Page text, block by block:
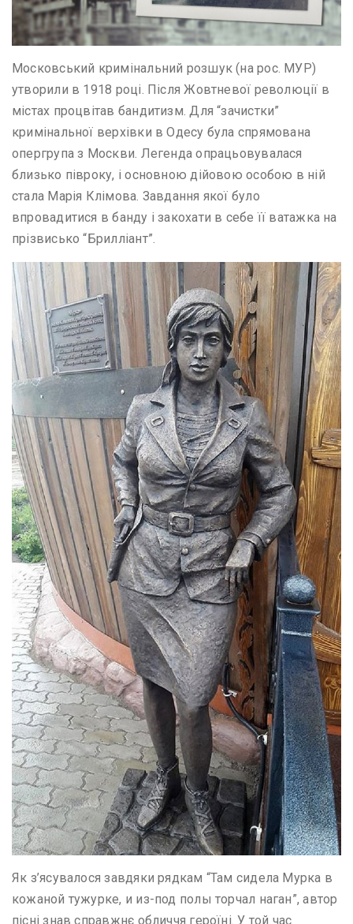
Московський кримінальний розшук (на рос. МУР)
утворили в 1918 році. Після Жовтневої революції в
містах процвітав бандитизм. Для “зачистки”
кримінальної верхівки в Одесу була спрямована
опергрупа з Москви. Легенда опрацьовувалася
близько півроку, і основною дійовою особою в ній
стала Марія Клімова. Завдання якої було
впровадитися в банду і закохати в себе її ватажка на
прізвисько “Брилліант”.
Як з’ясувалося завдяки рядкам “Там сидела Мурка в
кожаной тужурке, и из-под полы торчал наган”, автор
пісні знав справжнє обличчя героїні. У той час